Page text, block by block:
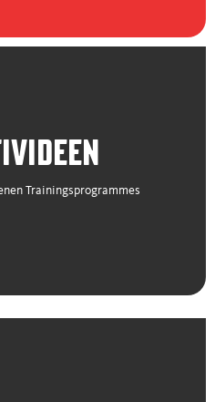
Trainingsprogrammes